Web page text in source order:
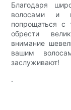
Благодаря
волосами и
попрощаться с
обрести
внимание
вашим
заслуживают!
.